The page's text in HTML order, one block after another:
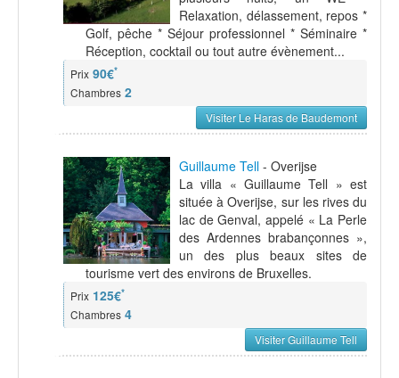
Relaxation, délassement, repos *
Golf, pêche * Séjour professionnel * Séminaire *
Réception, cocktail ou tout autre évènement...
Prix 90€*
Chambres 2
Visiter Le Haras de Baudemont
Guillaume Tell - Overijse
La villa « Guillaume Tell » est
située à Overijse, sur les rives du
lac de Genval, appelé « La Perle
des Ardennes brabançonnes »,
un des plus beaux sites de
tourisme vert des environs de Bruxelles.
Prix 125€*
Chambres 4
Visiter Guillaume Tell